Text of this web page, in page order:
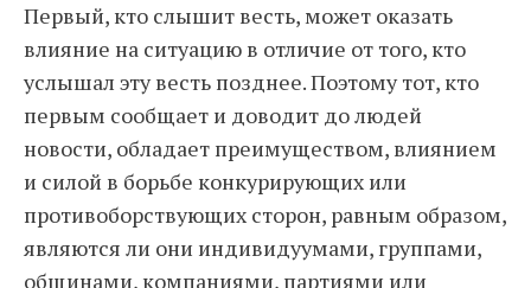
Первый, кто слышит весть, может оказать
влияние на ситуацию в отличие от того, кто
услышал эту весть позднее. Поэтому тот, кто
первым сообщает и доводит до людей
новости, обладает преимуществом, влиянием
и силой в борьбе конкурирующих или
противоборствующих сторон, равным образом,
являются ли они индивидуумами, группами,
общинами, компаниями, партиями или